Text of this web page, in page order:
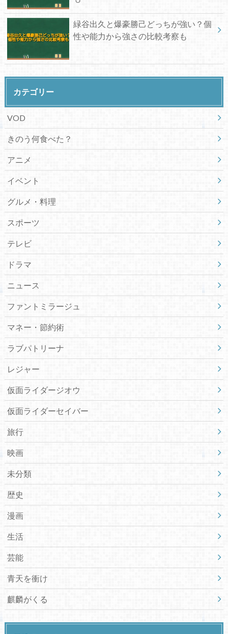
緑谷出久と爆豪勝己どっちが強い？個
性や能力から強さの比較考察も
カテゴリー
VOD
きのう何食べた？
アニメ
イベント
グルメ・料理
スポーツ
テレビ
ドラマ
ニュース
ファントミラージュ
マネー・節約術
ラブパトリーナ
レジャー
仮面ライダージオウ
仮面ライダーセイバー
旅行
映画
未分類
歴史
漫画
生活
芸能
青天を衝け
麒麟がくる